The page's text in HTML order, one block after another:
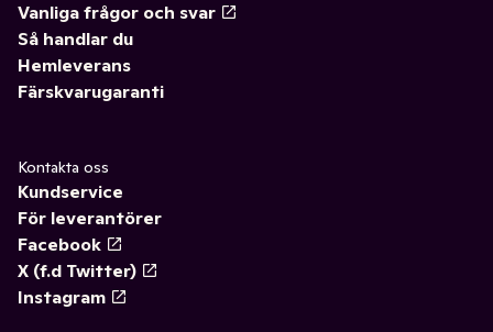
Vanliga frågor och svar
Så handlar du
Hemleverans
Färskvarugaranti
Kontakta oss
Kundservice
För leverantörer
Facebook
X (f.d Twitter)
Instagram